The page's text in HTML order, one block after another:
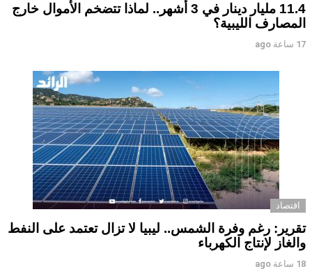
11.4 مليار دينار في 3 أشهر.. لماذا تتضخم الأموال خارج
المصارف الليبية؟
17 ساعة ago
اقتصاد
تقرير: رغم وفرة الشمس.. ليبيا لا تزال تعتمد على النفط
والغاز لإنتاج الكهرباء
18 ساعة ago